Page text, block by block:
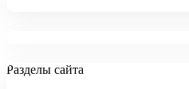
Разделы сайта